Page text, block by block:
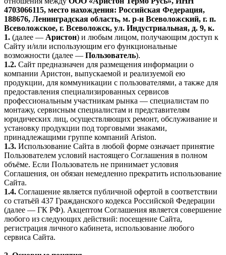
4703066115, место нахождения: Российская Федерация,
188676, Ленинградская область, м. р-н Всеволожский, г. п.
Всеволожское, г. Всеволожск, ул. Индустриальная, д. 9, к.
1. (далее — Аристон) и любым лицом, получающим доступ к
Сайту и/или использующим его функциональные
возможности (далее — Пользователь).
1.2. Сайт предназначен для размещения информации о
компании Аристон, выпускаемой и реализуемой ею
продукции, для коммуникации с пользователями, а также для
предоставления специализированных сервисов
профессиональным участникам рынка — специалистам по
монтажу, сервисным специалистам и представителям
юридических лиц, осуществляющих ремонт, обслуживание и
установку продукции под торговыми знаками,
принадлежащими группе компаний Ariston.
1.3. Использование Сайта в любой форме означает принятие
Пользователем условий настоящего Соглашения в полном
объёме. Если Пользователь не принимает условия
Соглашения, он обязан немедленно прекратить использование
Сайта.
1.4. Соглашение является публичной офертой в соответствии
со статьёй 437 Гражданского кодекса Российской Федерации
(далее — ГК РФ). Акцептом Соглашения является совершение
любого из следующих действий: посещение Сайта,
регистрация личного кабинета, использование любого
сервиса Сайта.